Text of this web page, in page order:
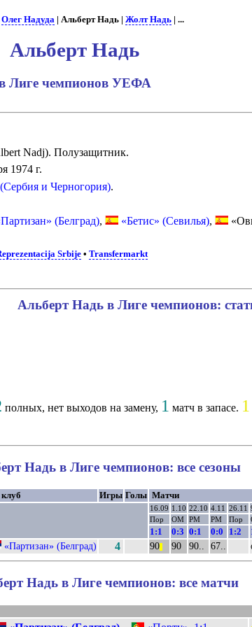
Олег Надуда| Альберт Надь | Жолт Надь| ...
Альберт Надь
Лиге чемпионов УЕФА
Nadj). Полузащитник.
1974 г.
и Черногория).
(Белград), «Бетис» (Севилья),
Srbije• Transfermarkt
Альберт Надь в Лиге чемпионов:
полных, нет выходов на замену, 1 матч в запасе. 1
Надь в Лиге чемпионов: все сезоны
Игры Голы Матчи
16.09 1.10 22.10 4.11 26.11
Пор
ОМ РМ РМ Пор
1:1 0:3 0:1 0:0 1:2
«Партизан» (Белград) 4 90 90 90.. 67..
Надь в Лиге чемпионов: все матчи